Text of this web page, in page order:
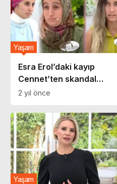
Esra Erol’daki kayıp
Cennet’ten skandal
iddia! ‘Ablam kocama
fotoğrafını attı’
Yaşam
2 yıl önce
Yaşam